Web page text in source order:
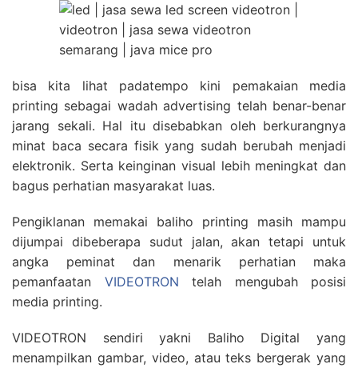
bisa kita lihat padatempo kini pemakaian media
printing sebagai wadah advertising telah benar-benar
jarang sekali. Hal itu disebabkan oleh berkurangnya
minat baca secara fisik yang sudah berubah menjadi
elektronik. Serta keinginan visual lebih meningkat dan
bagus perhatian masyarakat luas.
Pengiklanan memakai baliho printing masih mampu
dijumpai dibeberapa sudut jalan, akan tetapi untuk
angka peminat dan menarik perhatian maka
pemanfaatan VIDEOTRON telah mengubah posisi
media printing.
VIDEOTRON sendiri yakni Baliho Digital yang
menampilkan gambar, video, atau teks bergerak yang